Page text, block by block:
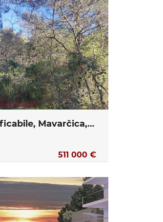
Terreno edificabile, Mavarčica, 250 m dal mare
511 000 €